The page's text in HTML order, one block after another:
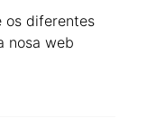
os diferentes
nosa web